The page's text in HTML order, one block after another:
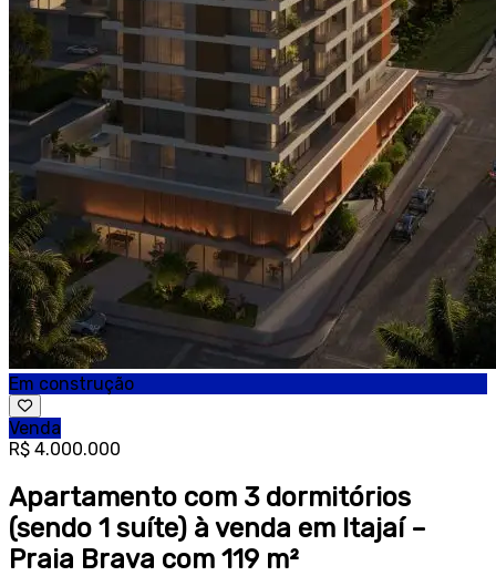
Em construção
Venda
R$ 4.000.000
Apartamento com 3 dormitórios
(sendo 1 suíte) à venda em Itajaí –
Praia Brava com 119 m²